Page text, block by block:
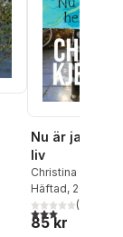
Nu är jag ung
liv
Christina
Häftad, 2020
3,0utav 5(
85 kr